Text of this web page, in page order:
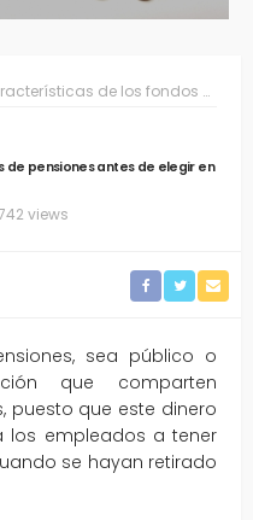
fondos de pensiones antes de elegir en cual cotizar
de pensiones antes de elegir en
views
sea público o
que comparten
puesto que este dinero
los empleados a tener
se hayan retirado